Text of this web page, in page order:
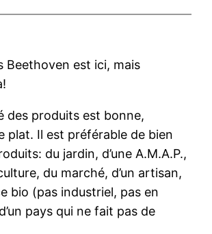
Beethoven est ici, mais
des produits est bonne,
plat. Il est préférable de bien
du jardin, d’une A.M.A.P.,
du marché, d’un artisan,
bio (pas industriel, pas en
pays qui ne fait pas de